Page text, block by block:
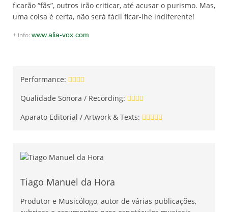
ficarão “fãs”, outros irão criticar, até acusar o purismo. Mas,
uma coisa é certa, não será fácil ficar-lhe indiferente!
+ info: www.alia-vox.com
Performance:
Qualidade Sonora / Recording:
Aparato Editorial / Artwork & Texts:
Tiago Manuel da Hora
Produtor e Musicólogo, autor de várias publicações,